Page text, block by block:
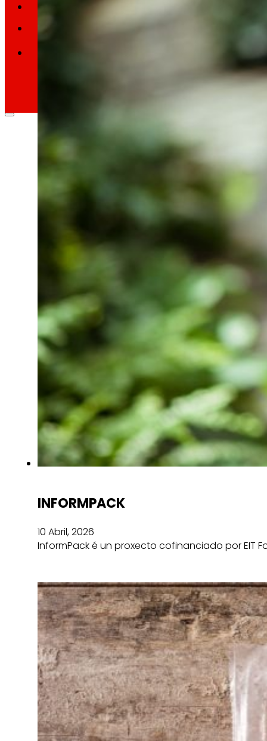
Memorias
INFORMPACK
10 Abril, 2026
InformPack é un proxecto cofinanciado por EIT